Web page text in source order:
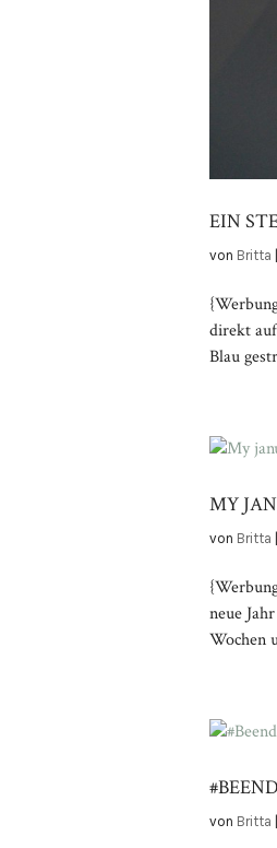
EIN
von Britta |
direkt
Blau
MY
von Britta |
neue
Wochen
von Britta |